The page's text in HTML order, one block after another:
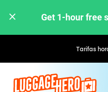
Get 1-hour free
Tarifas